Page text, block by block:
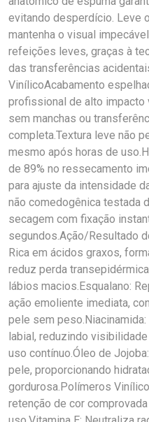
evitando desperdício. Leve
mantenha o visual
refeições leves, graças à
das transferências
VinílicoAcabamento
profissional de alto impacto
sem manchas ou
completa.Textura leve não
mesmo após horas de
de 89% no ressecamento
para ajuste da intensidade
não comedogênica testada
secagem com fixação
segundos.Ação/Resultado
Rica em ácidos graxos,
reduz perda
lábios macios.Esqualano:
ação emoliente imediata,
pele sem
labial, reduzindo
uso contínuo.Óleo de
pele, proporcionando
gordurosa.Polímeros
retenção de cor